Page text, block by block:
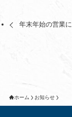
年末年始の営業
ホーム お知らせ